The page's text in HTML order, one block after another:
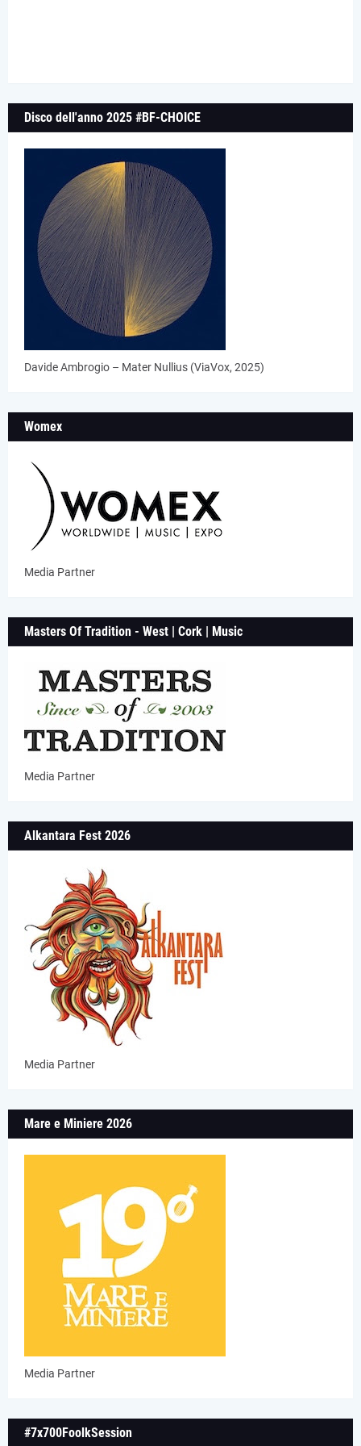
Disco dell'anno 2025 #BF-CHOICE
Davide Ambrogio – Mater Nullius (ViaVox, 2025)
Womex
Media Partner
Masters Of Tradition - West | Cork | Music
Media Partner
Alkantara Fest 2026
Media Partner
Mare e Miniere 2026
Media Partner
#7x700FoolkSession